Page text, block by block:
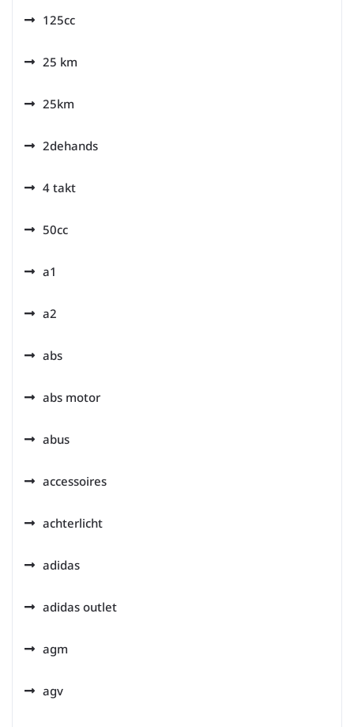
125cc
25 km
25km
2dehands
4 takt
50cc
a1
a2
abs
abs motor
abus
accessoires
achterlicht
adidas
adidas outlet
agm
agv